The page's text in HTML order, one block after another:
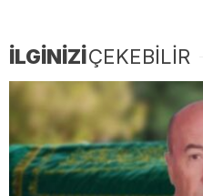
İLGİNİZİÇEKEBİLİR